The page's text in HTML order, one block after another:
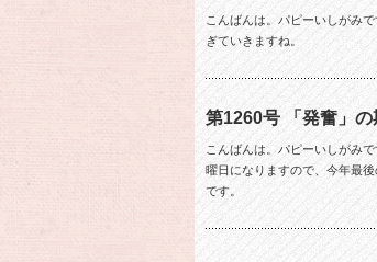
こんばんは。パピーいしがみ
ぎていきますね。
第1260号 「発奮」の
こんばんは。パピーいしがみ
曜日になりますので、今年最
です。